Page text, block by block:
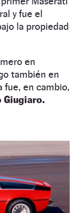
y fue el
la propiedad
en
también en
fue, en cambio,
Giugiaro.